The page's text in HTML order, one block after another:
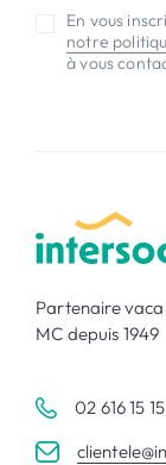
En vous
notre
à vous
Partenaire
MC depuis 1949
02 616 15 15